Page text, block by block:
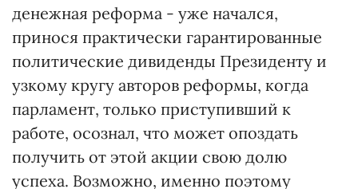
денежная реформа - уже начался,
принося практически гарантированные
политические дивиденды Президенту и
узкому кругу авторов реформы, когда
парламент, только приступивший к
работе, осознал, что может опоздать
получить от этой акции свою долю
успеха. Возможно, именно поэтому